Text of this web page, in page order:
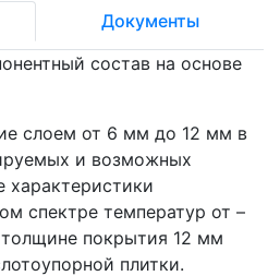
Документы
состав на основе
слоем от 6 мм до 12 мм в
и возможных
характеристики
спектре температур от –
покрытия 12 мм
плитки.